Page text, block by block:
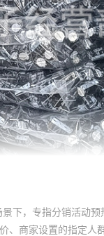
下，专指分销活动
商家设置的指定